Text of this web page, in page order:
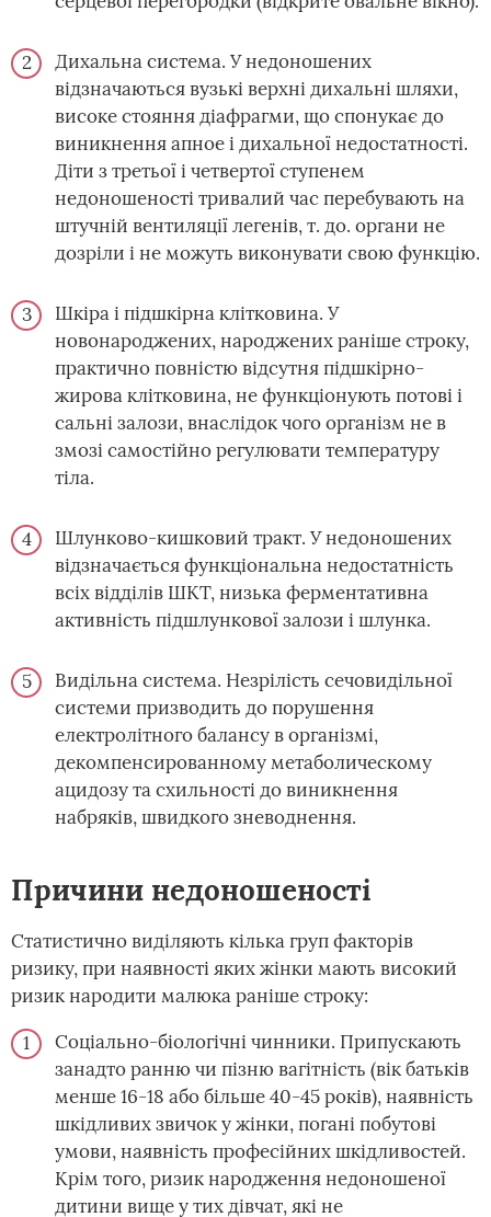
Дихальна система. У недоношених
відзначаються вузькі верхні дихальні шляхи,
високе стояння діафрагми, що спонукає до
виникнення апное і дихальної недостатності.
Діти з третьої і четвертої ступенем
недоношеності тривалий час перебувають на
штучній вентиляції легенів, т. до. органи не
дозріли і не можуть виконувати свою функцію.
Шкіра і підшкірна клітковина. У
новонароджених, народжених раніше строку,
практично повністю відсутня підшкірно-
жирова клітковина, не функціонують потові і
сальні залози, внаслідок чого організм не в
змозі самостійно регулювати температуру
тіла.
Шлунково-кишковий тракт. У недоношених
відзначається функціональна недостатність
всіх відділів ШКТ, низька ферментативна
активність підшлункової залози і шлунка.
Видільна система. Незрілість сечовидільної
системи призводить до порушення
електролітного балансу в організмі,
декомпенсированному метаболическому
ацидозу та схильності до виникнення
набряків, швидкого зневоднення.
Причини недоношеності
Статистично виділяють кілька груп факторів
ризику, при наявності яких жінки мають високий
ризик народити малюка раніше строку:
Соціально-біологічні чинники. Припускають
занадто ранню чи пізню вагітність (вік батьків
менше 16-18 або більше 40-45 років), наявність
шкідливих звичок у жінки, погані побутові
умови, наявність професійних шкідливостей.
Крім того, ризик народження недоношеної
дитини вище у тих дівчат, які не